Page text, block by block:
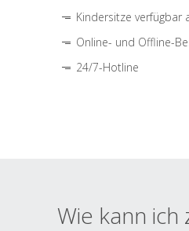
Kindersitze verfügbar
Online- und Offline-
24/7-Hotline
Wie kann ich